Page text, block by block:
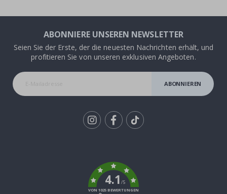
ABONNIERE UNSEREN NEWSLETTER
Seien Sie der Erste, der die neuesten Nachrichten erhält, und
profitieren Sie von unseren exklusiven Angeboten.
ABONNIEREN
4.1/5
VON 1025 BEWERTUNGEN